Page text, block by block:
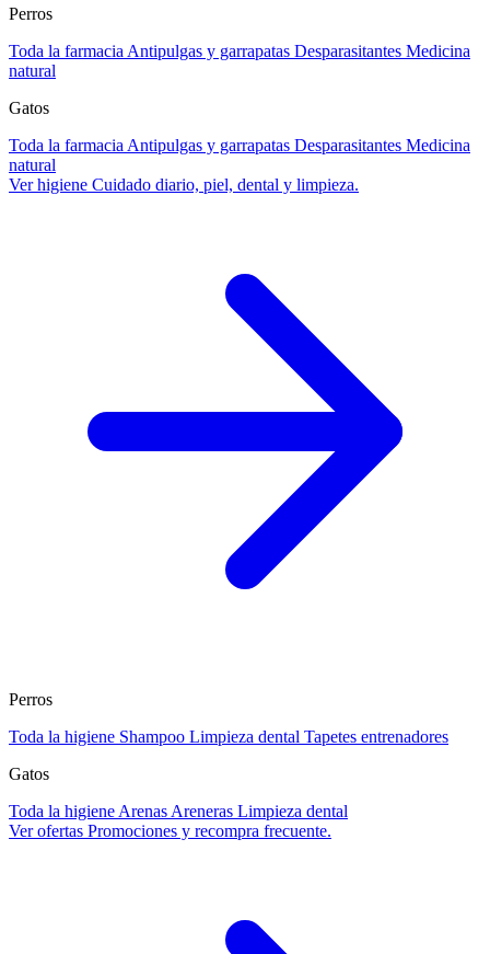
Perros
Toda la farmacia Antipulgas y garrapatas Desparasitantes Medicina
natural
Gatos
Toda la farmacia Antipulgas y garrapatas Desparasitantes Medicina
natural
Ver higiene Cuidado diario, piel, dental y limpieza.
Perros
Toda la higiene Shampoo Limpieza dental Tapetes entrenadores
Gatos
Toda la higiene Arenas Areneras Limpieza dental
Ver ofertas Promociones y recompra frecuente.